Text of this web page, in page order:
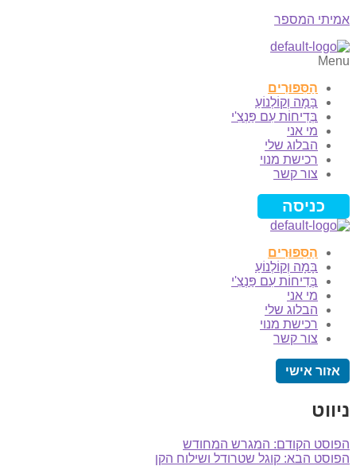
אמיתי המספר
Menu
הַסִּפּוּרִים
בָּמָה וְקוֹלְנוֹעַ
בְּדִיחוֹת עִם פַּנְצִ'י
מי אני
הבלוג שלי
רכישת מנוי
צור קשר
כניסה
הַסִּפּוּרִים
בָּמָה וְקוֹלְנוֹעַ
בְּדִיחוֹת עִם פַּנְצִ'י
מי אני
הבלוג שלי
רכישת מנוי
צור קשר
אזור אישי
ניווט
הפוסט הקודם: המגרש המחודש
הפוסט הבא: קוגל שטרודל ושילוח הקן